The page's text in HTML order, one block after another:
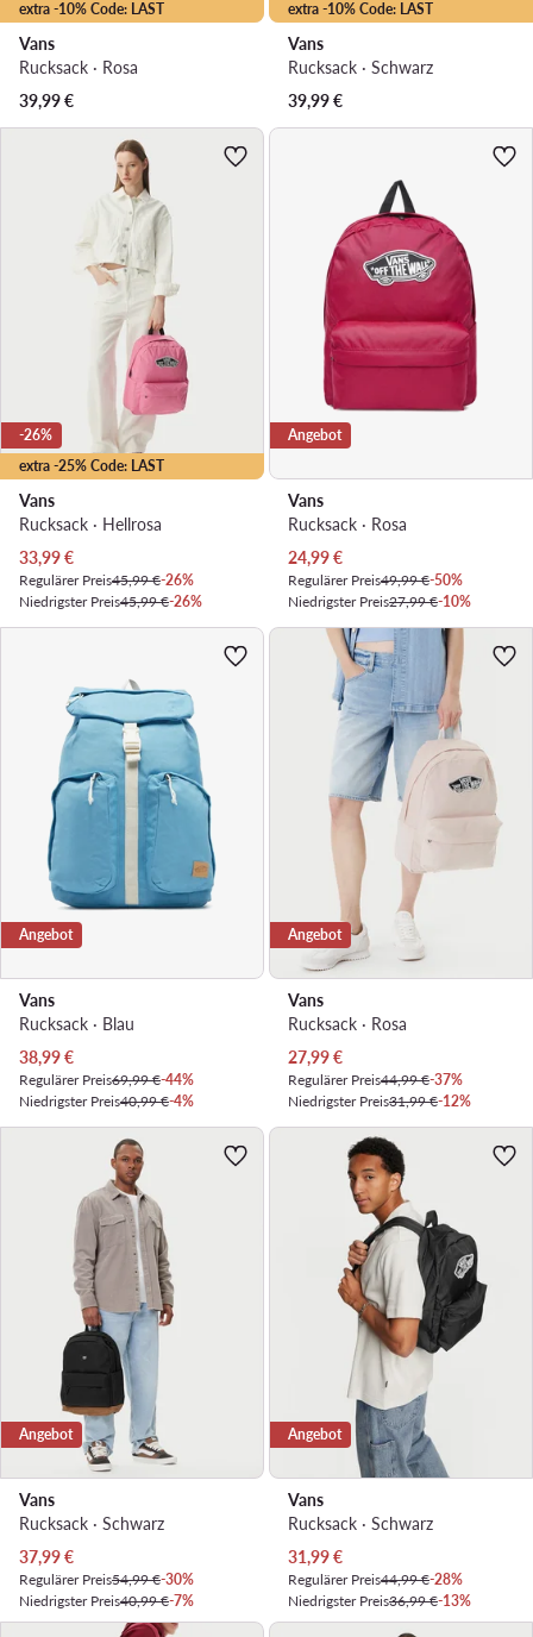
extra -10% Code: LAST
Vans
Rucksack · Rosa
39,99€
extra -10% Code: LAST
Vans
Rucksack · Schwarz
39,99€
extra -25% Code: LAST
-26%
Vans
Rucksack · Hellrosa
Aktueller Preis
33,99€
Regulärer Preis45,99 €-26%
Niedrigster Preis45,99 €-26%
Angebot
Vans
Rucksack · Rosa
Aktueller Preis
24,99€
Regulärer Preis49,99 €-50%
Niedrigster Preis27,99 €-10%
Angebot
Vans
Rucksack · Blau
Aktueller Preis
38,99€
Regulärer Preis69,99 €-44%
Niedrigster Preis40,99 €-4%
Angebot
Vans
Rucksack · Rosa
Aktueller Preis
27,99€
Regulärer Preis44,99 €-37%
Niedrigster Preis31,99 €-12%
Angebot
Vans
Rucksack · Schwarz
Aktueller Preis
37,99€
Regulärer Preis54,99 €-30%
Niedrigster Preis40,99 €-7%
Angebot
Vans
Rucksack · Schwarz
Aktueller Preis
31,99€
Regulärer Preis44,99 €-28%
Niedrigster Preis36,99 €-13%